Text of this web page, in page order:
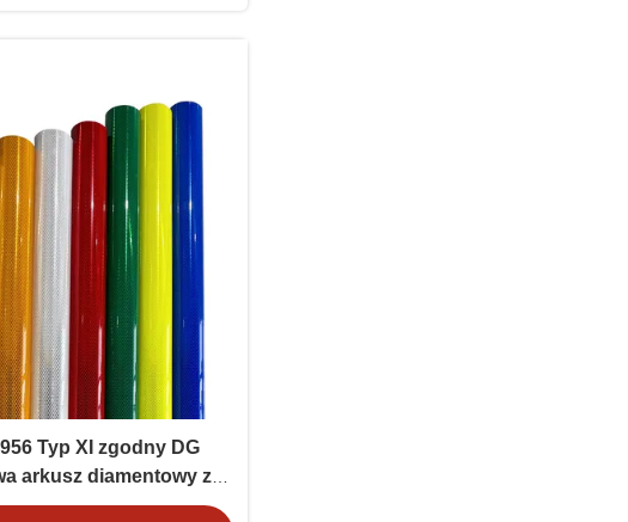
Typ XI zgodny DG
arkusz diamentowy z
na ciśnienie do